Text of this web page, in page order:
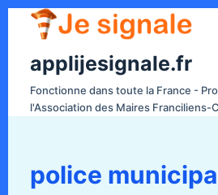
applijesignale.fr
Fonctionne dans toute la France -
l'Association des Maires Franciliens-
police